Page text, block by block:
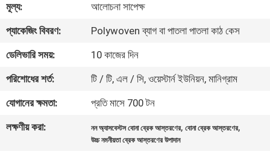
নিয়ন্ত্রণ
যোগাযোগ
করুন
উদ্ধৃতির
জন্য
মূল্য:
আলোচনা সাপেক্ষ
প্যাকেজিং বিবরণ:
Polywoven ব্যাগ বা পাতলা পাতলা কাঠ কেস
ডেলিভারি সময়:
10 কাজের দিন
পরিশোধের শর্ত:
টি / টি, এল / সি, ওয়েস্টার্ন ইউনিয়ন, মানিগ্রাম
যোগানের ক্ষমতা:
প্রতি মাসে 700 টন
লক্ষণীয় করা:
নন অ্যাসবেস্টস বোনা ব্রেক আস্তরণের,বোনা ব্রেক আস্তরণের,
উচ্চ নমনীয়তা ব্রেক আস্তরণের উপাদান